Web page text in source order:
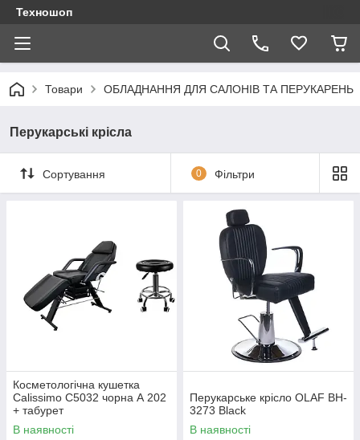
Техношоп
Товари ОБЛАДНАННЯ ДЛЯ САЛОНІВ ТА ПЕРУКАРЕНЬ
Перукарські крісла
Сортування 0 Фільтри
Косметологічна кушетка
Calissimo C5032 чорна А 202
+ табурет
В наявності
Перукарське крісло OLAF BH-
3273 Black
В наявності